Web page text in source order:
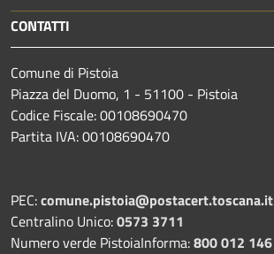
CONTATTI
Comune di Pistoia
Piazza del Duomo, 1 - 51100 - Pistoia
Codice Fiscale: 00108690470
Partita IVA: 00108690470
PEC:comune.pistoia@postacert.toscana.it
Centralino Unico:0573 3711
Numero verde PistoiaInforma:800 012 146